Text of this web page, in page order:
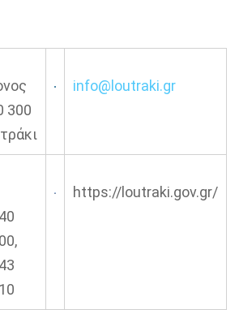
300
info@ loutraki.gr
https://loutraki.gov.gr/